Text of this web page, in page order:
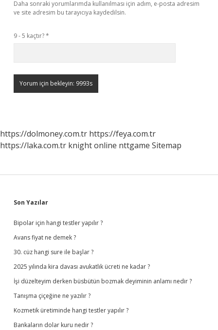
Daha sonraki yorumlarımda kullanılması için adım, e-posta adresim
ve site adresim bu tarayıcıya kaydedilsin.
9 - 5 kaçtır?*
https://dolmoney.com.tr https://feya.com.tr
https://laka.com.tr knight online nttgame Sitemap
Sidebar
Son Yazılar
Bipolar için hangi testler yapılır ?
Avans fiyat ne demek ?
30. cüz hangi sure ile başlar ?
2025 yılında kira davası avukatlık ücreti ne kadar ?
İşi düzelteyim derken büsbütün bozmak deyiminin anlamı nedir ?
Tanışma çiçeğine ne yazılır ?
Kozmetik üretiminde hangi testler yapılır ?
Bankaların dolar kuru nedir ?